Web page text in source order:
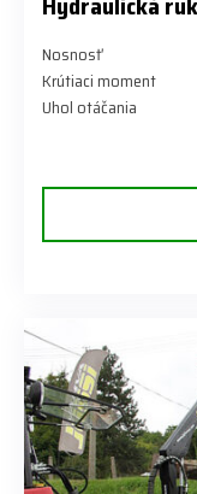
Nosnosť
Krútiaci moment
Uhol otáčania